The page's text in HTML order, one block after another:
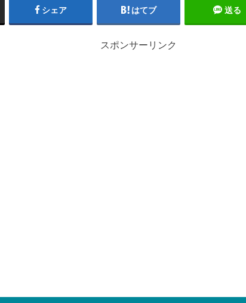
シェア はてブ 送る
スポンサーリンク